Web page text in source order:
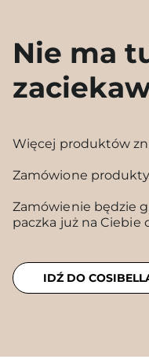
Nie ma
Więcej produktów
Zamówione
Zamówienie będzie
paczka już na Ciebie
IDŹ DO